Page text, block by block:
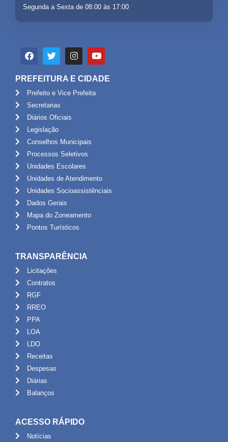
Segunda a Sexta de 08:00 às 17:00
PREFEITURA E CIDADE
Prefeito e Vice Prefeita
Secretarias
Diários Oficiais
Legislação
Conselhos Municipais
Processos Seletivos
Unidades Escolares
Unidades de Atendimento
Unidades Socioassistênciais
Dados Gerais
Mapa do Zoneamento
Pontos Turísticos
TRANSPARÊNCIA
Licitações
Contratos
RGF
RREO
PPA
LOA
LDO
Receitas
Despesas
Diárias
Balanços
ACESSO RÁPIDO
Notícias